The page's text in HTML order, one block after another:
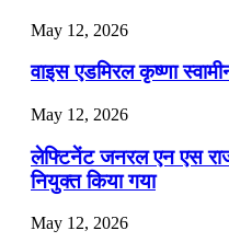
May 12, 2026
वाइस एडमिरल कृष्णा
May 12, 2026
लेफ्टिनेंट जनरल एन एस
नियुक्त किया गया
May 12, 2026